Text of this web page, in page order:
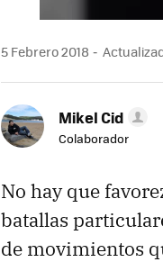
5 Febrero 2018
Mikel Cid
Colaborador
No hay que
batallas
de movimientos